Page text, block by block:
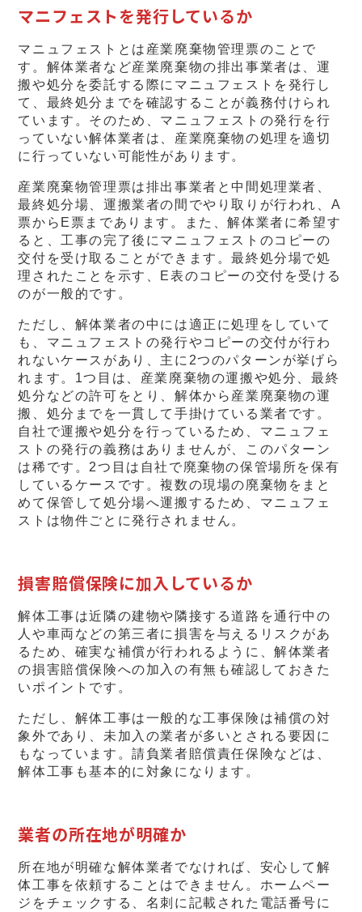
マニフェストを発行しているか
マニュフェストとは産業廃棄物管理票のことで
す。解体業者など産業廃棄物の排出事業者は、運
搬や処分を委託する際にマニュフェストを発行し
て、最終処分までを確認することが義務付けられ
ています。そのため、マニュフェストの発行を行
っていない解体業者は、産業廃棄物の処理を適切
に行っていない可能性があります。
産業廃棄物管理票は排出事業者と中間処理業者、
最終処分場、運搬業者の間でやり取りが行われ、A
票からE票まであります。また、解体業者に希望す
ると、工事の完了後にマニュフェストのコピーの
交付を受け取ることができます。最終処分場で処
理されたことを示す、E表のコピーの交付を受ける
のが一般的です。
ただし、解体業者の中には適正に処理をしていて
も、マニュフェストの発行やコピーの交付が行わ
れないケースがあり、主に2つのパターンが挙げら
れます。1つ目は、産業廃棄物の運搬や処分、最終
処分などの許可をとり、解体から産業廃棄物の運
搬、処分までを一貫して手掛けている業者です。
自社で運搬や処分を行っているため、マニュフェ
ストの発行の義務はありませんが、このパターン
は稀です。2つ目は自社で廃棄物の保管場所を保有
しているケースです。複数の現場の廃棄物をまと
めて保管して処分場へ運搬するため、マニュフェ
ストは物件ごとに発行されません。
損害賠償保険に加入しているか
解体工事は近隣の建物や隣接する道路を通行中の
人や車両などの第三者に損害を与えるリスクがあ
るため、確実な補償が行われるように、解体業者
の損害賠償保険への加入の有無も確認しておきた
いポイントです。
ただし、解体工事は一般的な工事保険は補償の対
象外であり、未加入の業者が多いとされる要因に
もなっています。請負業者賠償責任保険などは、
解体工事も基本的に対象になります。
業者の所在地が明確か
所在地が明確な解体業者でなければ、安心して解
体工事を依頼することはできません。ホームペー
ジをチェックする、名刺に記載された電話番号に